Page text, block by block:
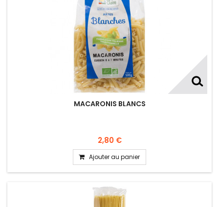
MACARONIS BLANCS
2,80 €
Ajouter au panier